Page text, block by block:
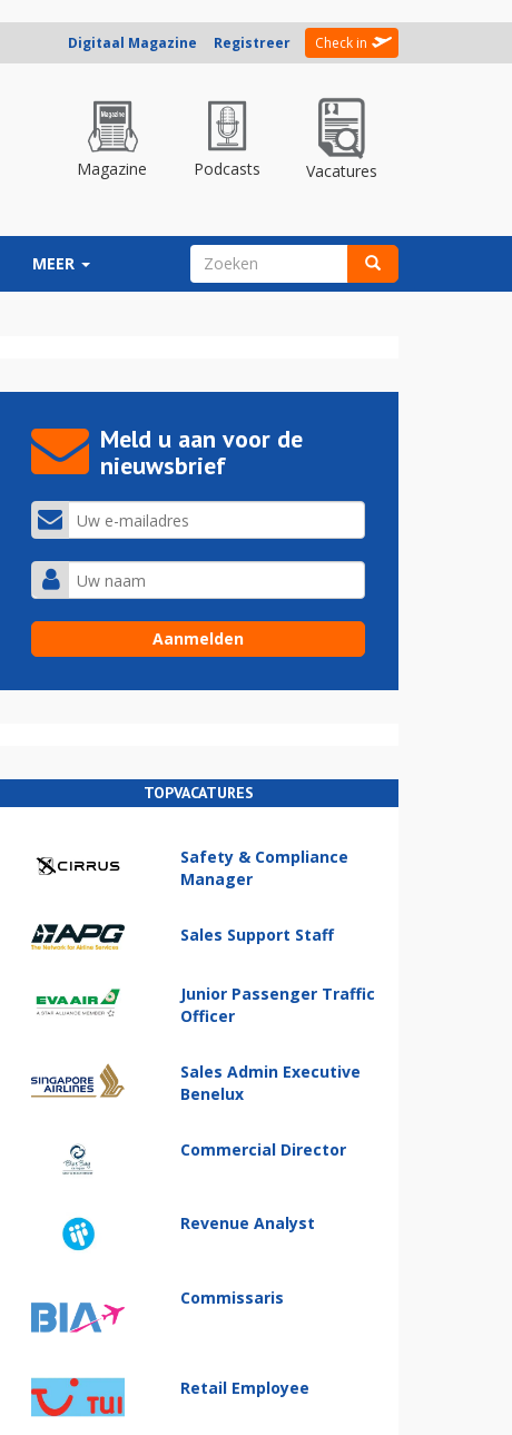
Digitaal Magazine Registreer Check in
Magazine Podcasts Vacatures
MEER ZOEKVELD
Meld u aan voor de
nieuwsbrief
TOPVACATURES
Safety & Compliance
Manager
Sales Support Staff
Junior Passenger Traffic
Officer
Sales Admin Executive
Benelux
Commercial Director
Revenue Analyst
Commissaris
Retail Employee